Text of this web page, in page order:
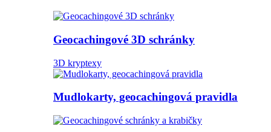
Geocachingové 3D schránky
3D kryptexy
Mudlokarty, geocachingová pravidla